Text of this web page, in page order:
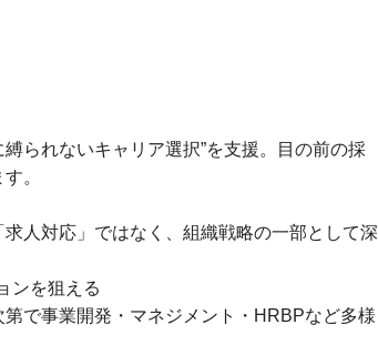
られないキャリア選択”を支援。目の前の採
。
人対応」ではなく、組織戦略の一部として深
ンを狙える
で事業開発・マネジメント・HRBPなど多様